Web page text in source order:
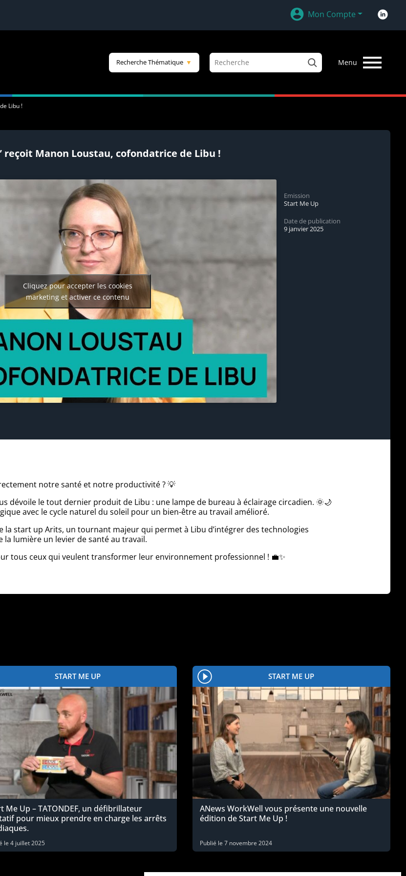
Mon Compte
Recherche Thématique ▼
R
e
h
c
e
Menu
Libu !
reçoit Manon Loustau, cofondatrice de Libu !
Cliquez pour accepter les cookies
marketing et activer ce contenu
Emission
Start Me Up
Date de publication
9 janvier 2025
notre santé et notre productivité ? 💡
dévoile le tout dernier produit de Libu : une lampe de bureau à éclairage circadien. 🌞🌙
avec le cycle naturel du soleil pour un bien-être au travail amélioré.
la start up Arits, un tournant majeur qui permet à Libu d’intégrer des technologies
lumière un levier de santé au travail.
tous ceux qui veulent transformer leur environnement professionnel ! 💼✨
START ME UP
Me Up – TATONDEF, un défibrillateur
pour mieux prendre en charge les arrêts
le4 juillet 2025
START ME UP
ANews WorkWell vous présente une nouvelle
édition de Start Me Up !
Publié le 7 novembre 2024